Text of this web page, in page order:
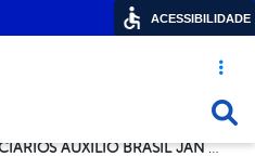
Acesso
LISTA NOVOS BENEFICIÁRIOS AUXÍLIO BRASIL JAN 2022
ACESSIBILIDADE